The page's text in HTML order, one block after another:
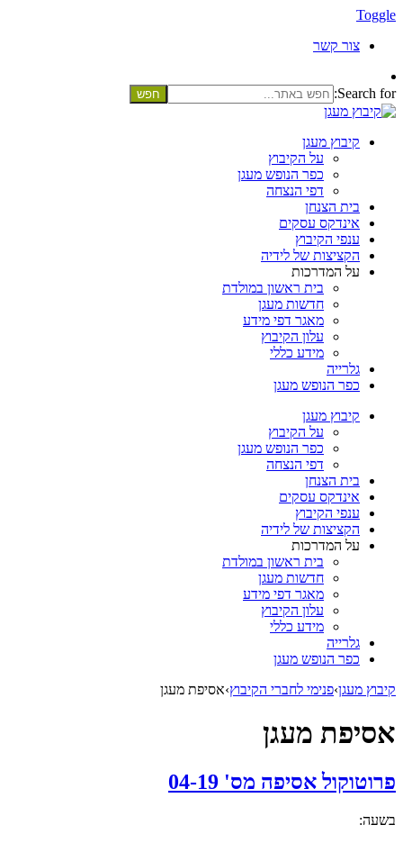
Toggle
צור קשר
Search for:
קיבוץ מעגן
על הקיבוץ
כפר הנופש מעגן
דפי הנצחה
בית הצנחן
אינדקס עסקים
ענפי הקיבוץ
הקציצות של לידיה
על המדרכות
בית ראשון במולדת
חדשות מעגן
מאגר דפי מידע
עלון הקיבוץ
מידע כללי
גלרייה
כפר הנופש מעגן
קיבוץ מעגן
על הקיבוץ
כפר הנופש מעגן
דפי הנצחה
בית הצנחן
אינדקס עסקים
ענפי הקיבוץ
הקציצות של לידיה
על המדרכות
בית ראשון במולדת
חדשות מעגן
מאגר דפי מידע
עלון הקיבוץ
מידע כללי
גלרייה
כפר הנופש מעגן
קיבוץ מעגן›פנימי לחברי הקיבוץ›אסיפת מעגן
אסיפת מעגן
פרוטוקול אסיפה מס' 04-19
בשעה: